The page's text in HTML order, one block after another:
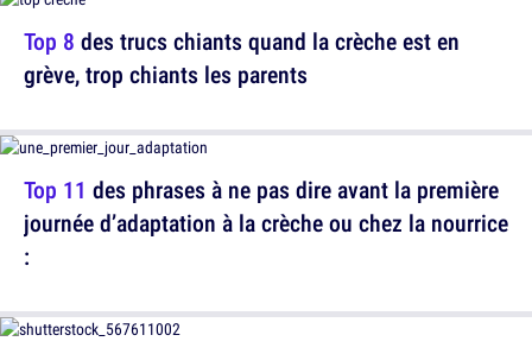
Top 11 des phrases à ne pas dire avant la première
journée d’adaptation à la crèche ou chez la nourrice
:
Top 8 des trucs chiants quand la crèche est en
grève, trop chiants les parents